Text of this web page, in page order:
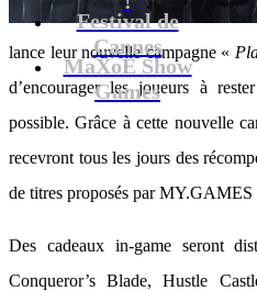
Festival de
Cannes
MaXoE Show
Games
lance leur nouvelle campagne «
d’encourager les joueurs à
possible. Grâce à cette nouvelle
recevront tous les jours des
de titres proposés par MY.GAMES
Des cadeaux in-game seront
Conqueror’s Blade, Hustle